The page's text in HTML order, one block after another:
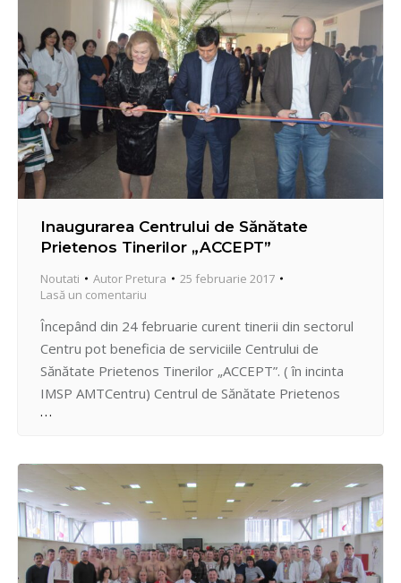
Inaugurarea Centrului de Sănătate
Prietenos Tinerilor „ACCEPT”
Noutati Autor Pretura
25 februarie 2017
Lasă un comentariu
Începând din 24 februarie curent tinerii din sectorul
Centru pot beneficia de serviciile Centrului de
Sănătate Prietenos Tinerilor „ACCEPT”. ( în incinta
IMSP AMTCentru) Centrul de Sănătate Prietenos
Tinerilor „ACCEPT” oferă servicii medicale integrate
prevenirea, depistarea precoce, tratamentul,
reabilitarea psiho-socială, cât şi susţinerea tinerilor
aflaţi în dificultate. Consultaţiile au un…